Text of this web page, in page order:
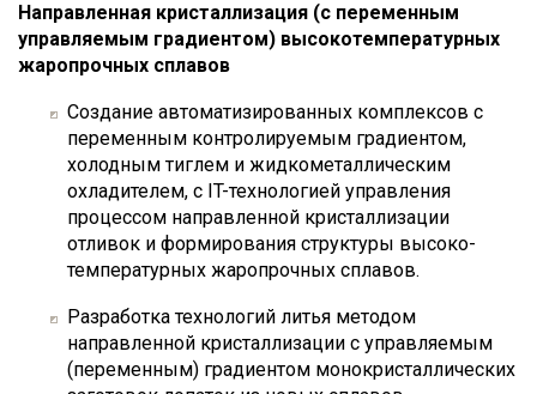
Направленная кристаллизация (с переменным
управляемым градиентом) высокотемпературных
жаропрочных сплавов
Создание автоматизированных комплексов с
переменным контролируемым градиентом,
холодным тиглем и жидкометаллическим
охладителем, с IT-технологией управления
процессом направленной кристаллизации
отливок и формирования структуры высоко-
температурных жаропрочных сплавов.
Разработка технологий литья методом
направленной кристаллизации с управляемым
(переменным) градиентом монокристаллических